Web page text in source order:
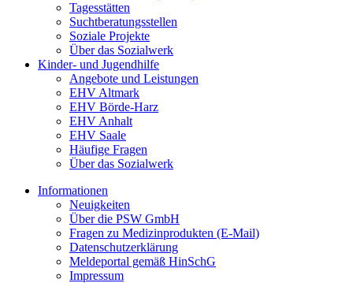
Tagesstätten
Suchtberatungsstellen
Soziale Projekte
Über das Sozialwerk
Kinder- und Jugendhilfe
Angebote und Leistungen
EHV Altmark
EHV Börde-Harz
EHV Anhalt
EHV Saale
Häufige Fragen
Über das Sozialwerk
Informationen
Neuigkeiten
Über die PSW GmbH
Fragen zu Medizinprodukten (E-Mail)
Datenschutzerklärung
Meldeportal gemäß HinSchG
Impressum